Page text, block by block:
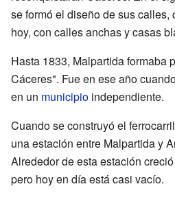
se formó el diseño de sus calles,
hoy, con calles anchas y casas
Hasta 1833, Malpartida formaba
Cáceres". Fue en ese año
en un municipio independiente.
Cuando se construyó el
una estación entre Malpartida y
Alrededor de esta estación
pero hoy en día está casi vacío.